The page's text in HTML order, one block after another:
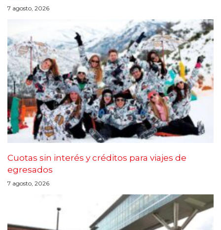
7 agosto, 2026
Cuotas sin interés y créditos para viajes de
egresados
7 agosto, 2026